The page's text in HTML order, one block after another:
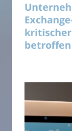
kritischer
betroffen